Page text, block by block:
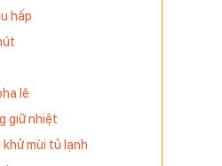
hấp
lê
giữ nhiệt
khử mùi tủ lạnh